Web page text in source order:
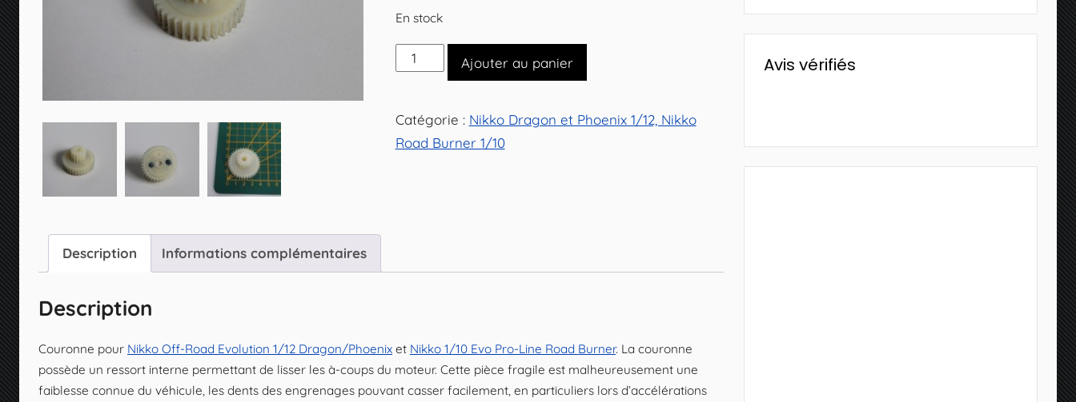
En stock
quantité
pour
Nikko
Ajouter au panier
Catégorie : Nikko Dragon et Phoenix 1/12, Nikko
Road Burner 1/10
Description Informations complémentaires
Description
Couronne pour Nikko Off-Road Evolution 1/12 Dragon/Phoenix et Nikko 1/10 Evo Pro-Line Road Burner. La couronne
possède un ressort interne permettant de lisser les à-coups du moteur. Cette pièce fragile est malheureusement une
faiblesse connue du véhicule, les dents des engrenages pouvant casser facilement, en particuliers lors d’accélérations
Avis vérifiés